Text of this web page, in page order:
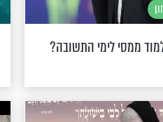
ממסי לימי התשובה?